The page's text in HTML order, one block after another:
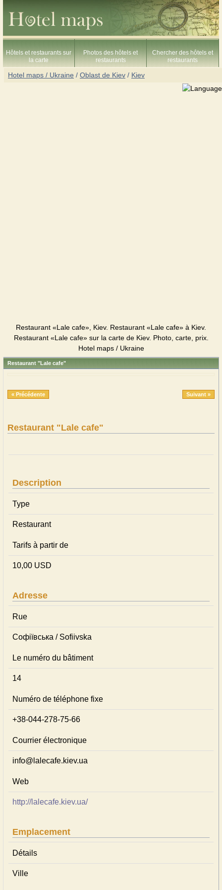
Hôtels et restaurants sur
la carte
Photos des hôtels et
restaurants
Chercher des hôtels et
restaurants
Hotel maps / Ukraine / Oblast de Kiev / Kiev
Restaurant «Lale cafe», Kiev. Restaurant «Lale cafe» à Kiev.
Restaurant «Lale cafe» sur la carte de Kiev. Photo, carte, prix.
Hotel maps / Ukraine
Restaurant "Lale cafe"
« Précédente Suivant »
Restaurant "Lale cafe"
Description
Type
Restaurant
Tarifs à partir de
10,00 USD
Adresse
Rue
Софіївська / Sofiivska
Le numéro du bâtiment
14
Numéro de téléphone fixe
+38-044-278-75-66
Courrier électronique
info@lalecafe.kiev.ua
Web
http://lalecafe.kiev.ua/
Emplacement
Détails
Ville